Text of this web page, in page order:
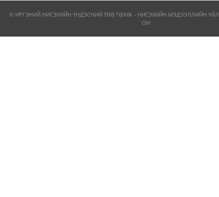
© ИРГЭНИЙ НИСЭХИЙН ҮНДЭСНИЙ ТӨВ ТӨХХК - НИСЭХИЙН МЭДЭЭЛЛИЙН
ОН